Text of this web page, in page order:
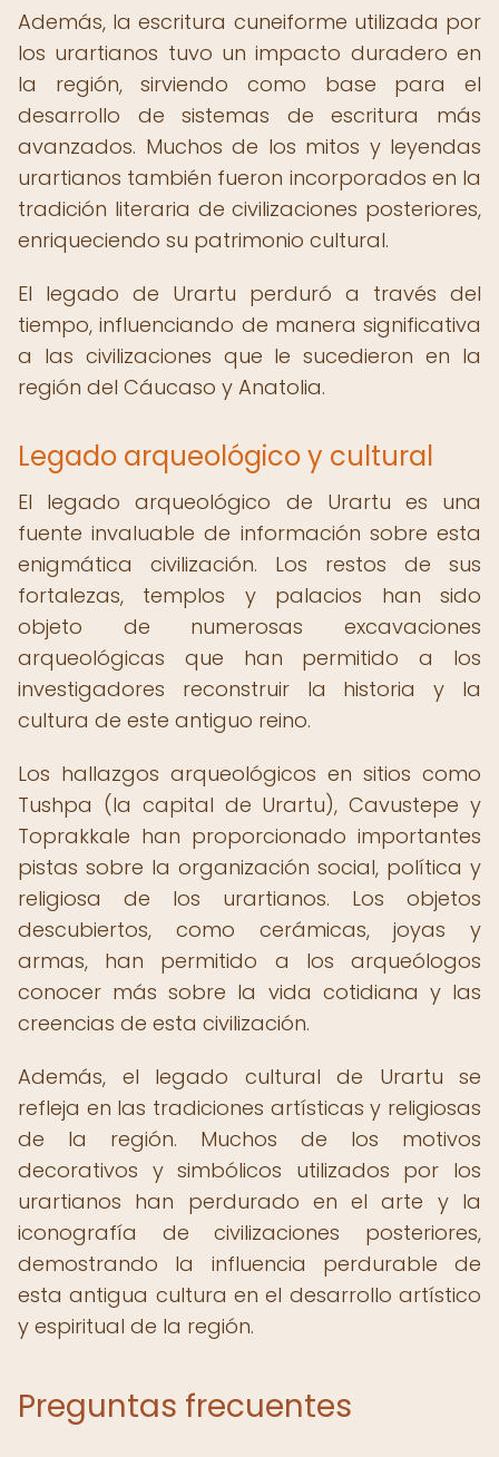
Además, la escritura cuneiforme utilizada por
los urartianos tuvo un impacto duradero en
la región, sirviendo como base para el
desarrollo de sistemas de escritura más
avanzados. Muchos de los mitos y leyendas
urartianos también fueron incorporados en la
tradición literaria de civilizaciones posteriores,
enriqueciendo su patrimonio cultural.
El legado de Urartu perduró a través del
tiempo, influenciando de manera significativa
a las civilizaciones que le sucedieron en la
región del Cáucaso y Anatolia.
Legado arqueológico y cultural
El legado arqueológico de Urartu es una
fuente invaluable de información sobre esta
enigmática civilización. Los restos de sus
fortalezas, templos y palacios han sido
objeto de numerosas excavaciones
arqueológicas que han permitido a los
investigadores reconstruir la historia y la
cultura de este antiguo reino.
Los hallazgos arqueológicos en sitios como
Tushpa (la capital de Urartu), Cavustepe y
Toprakkale han proporcionado importantes
pistas sobre la organización social, política y
religiosa de los urartianos. Los objetos
descubiertos, como cerámicas, joyas y
armas, han permitido a los arqueólogos
conocer más sobre la vida cotidiana y las
creencias de esta civilización.
Además, el legado cultural de Urartu se
refleja en las tradiciones artísticas y religiosas
de la región. Muchos de los motivos
decorativos y simbólicos utilizados por los
urartianos han perdurado en el arte y la
iconografía de civilizaciones posteriores,
demostrando la influencia perdurable de
esta antigua cultura en el desarrollo artístico
y espiritual de la región.
Preguntas frecuentes